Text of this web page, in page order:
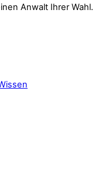
Anwalt Ihrer Wahl.